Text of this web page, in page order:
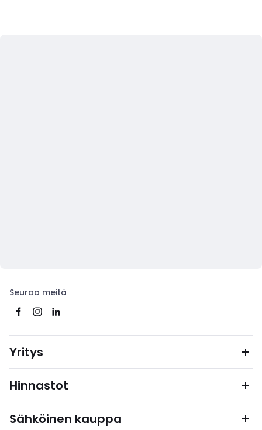
Seuraa meitä
Yritys
Hinnastot
Sähköinen kauppa